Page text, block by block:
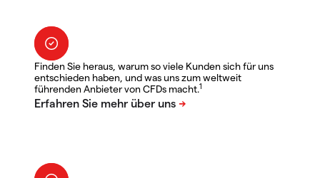
Finden Sie heraus, warum so viele Kunden sich für uns
entschieden haben, und was uns zum weltweit
führenden Anbieter von CFDs macht.1